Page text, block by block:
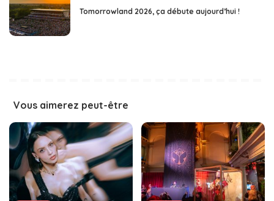
Tomorrowland 2026, ça débute aujourd’hui !
Vous aimerez peut-être